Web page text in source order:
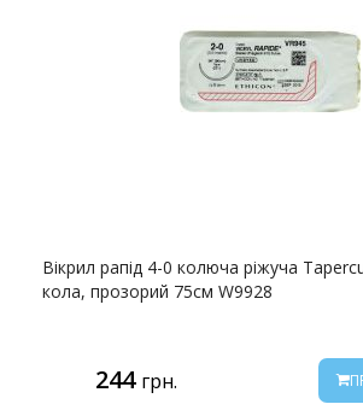
Вікрил рапід 4-0 колюча ріжуча
кола, прозорий 75см W9928
244 грн.